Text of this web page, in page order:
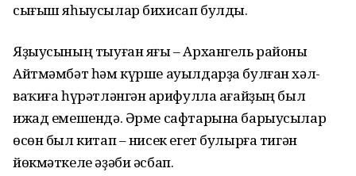
сығыш яһыусылар бихисап булды.
Яҙыусының тыуған яғы – Архангель районы
Айтмәмбәт һәм күрше ауылдарҙа булған хәл-
ваҡиға һүрәтләнгән Ғарифулла ағайҙың был
ижад емешендә. Әрме сафтарына барыусылар
өсөн был китап – нисек егет булырға тигән
йөкмәткеле әҙәби әсбап.